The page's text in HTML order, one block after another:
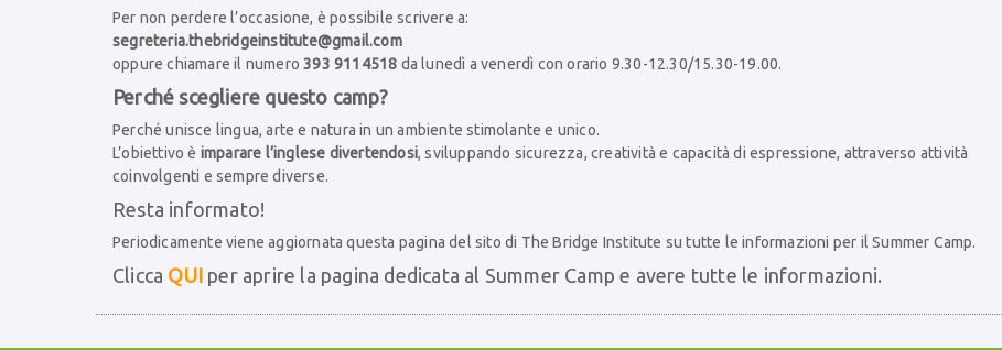
Per non perdere l’occasione, è possibile scrivere a:
segreteria.thebridgeinstitute@gmail.com
oppure chiamare il numero393 9114518 da lunedì a venerdì con orario 9.30-12.30/15.30-19.00.
Perché scegliere questo camp?
Perché unisce lingua, arte e natura in un ambiente stimolante e unico.
L’obiettivo è imparare l’inglese divertendosi, sviluppando sicurezza, creatività e capacità di espressione, attraverso attività
coinvolgenti e sempre diverse.
Resta informato!
Periodicamente viene aggiornata questa pagina del sito di The Bridge Institute su tutte le informazioni per il Summer Camp.
Clicca QUI per aprire la pagina dedicata al Summer Camp e avere tutte le informazioni.